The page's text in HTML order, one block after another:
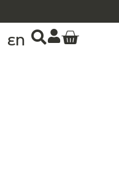
EN